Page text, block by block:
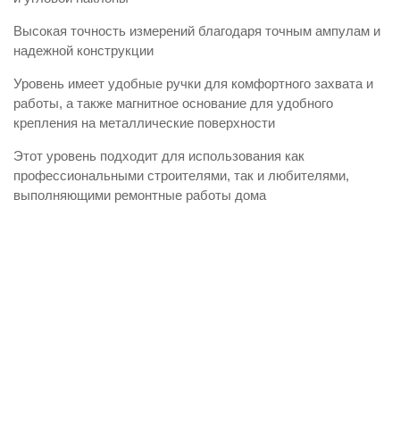
Высокая точность измерений благодаря точным ампулам и
надежной конструкции
Уровень имеет удобные ручки для комфортного захвата и
работы, а также магнитное основание для удобного
крепления на металлические поверхности
Этот уровень подходит для использования как
профессиональными строителями, так и любителями,
выполняющими ремонтные работы дома